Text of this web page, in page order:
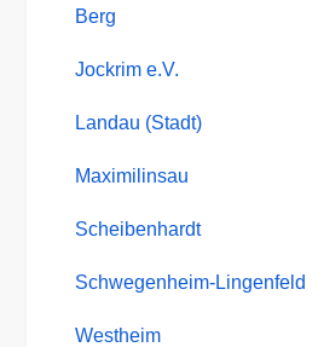
Berg
Jockrim e.V.
Landau (Stadt)
Maximilinsau
Scheibenhardt
Schwegenheim-Lingenfeld
Westheim